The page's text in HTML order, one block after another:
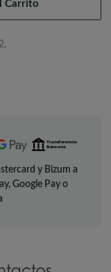
Carrito
y Bizum a
Google Pay o